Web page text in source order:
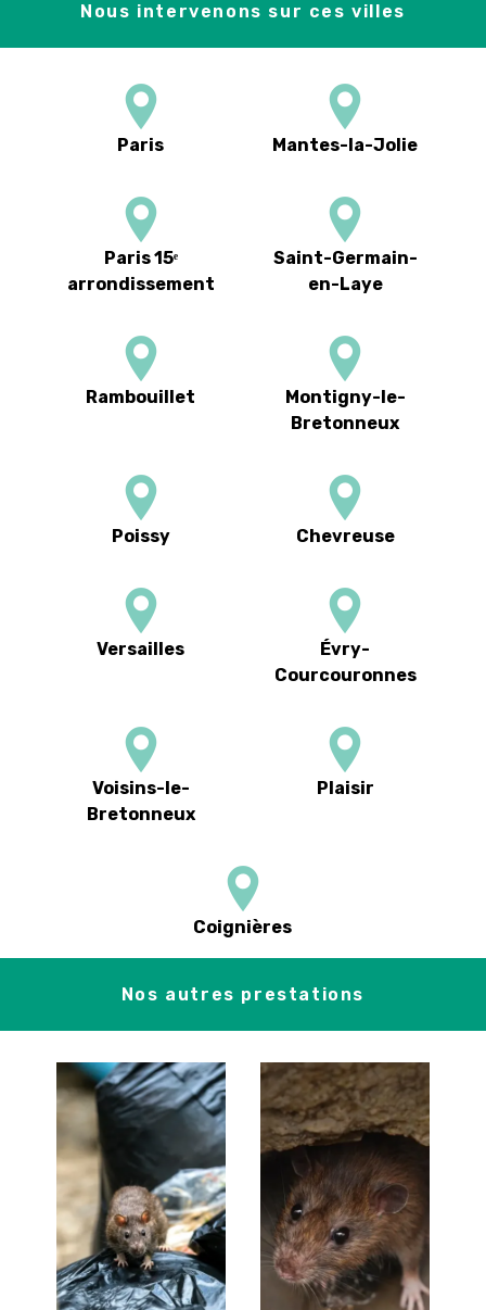
Nous intervenons sur ces villes
Paris Mantes-la-Jolie
Paris 15ᵉ
arrondissement
Saint-Germain-
en-Laye
Rambouillet
Montigny-le-
Bretonneux
Poissy Chevreuse
Versailles
Évry-
Courcouronnes
Voisins-le-
Bretonneux
Plaisir
Coignières
Nos autres prestations